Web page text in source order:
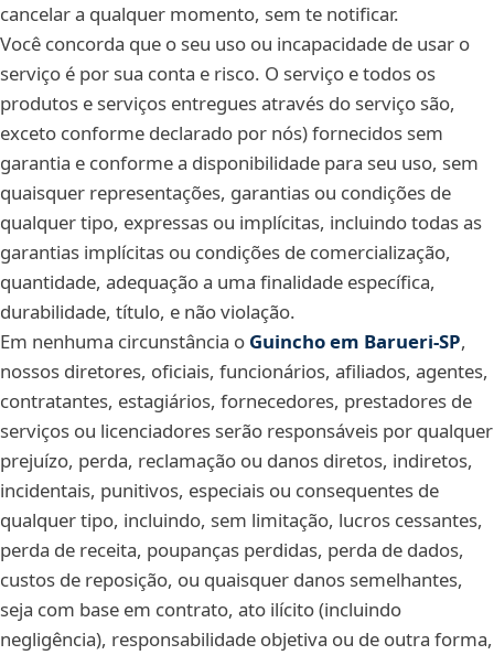
cancelar a qualquer momento, sem te notificar.
Você concorda que o seu uso ou incapacidade de usar o
serviço é por sua conta e risco. O serviço e todos os
produtos e serviços entregues através do serviço são,
exceto conforme declarado por nós) fornecidos sem
garantia e conforme a disponibilidade para seu uso, sem
quaisquer representações, garantias ou condições de
qualquer tipo, expressas ou implícitas, incluindo todas as
garantias implícitas ou condições de comercialização,
quantidade, adequação a uma finalidade específica,
durabilidade, título, e não violação.
Em nenhuma circunstância o Guincho em Barueri‑SP,
nossos diretores, oficiais, funcionários, afiliados, agentes,
contratantes, estagiários, fornecedores, prestadores de
serviços ou licenciadores serão responsáveis por qualquer
prejuízo, perda, reclamação ou danos diretos, indiretos,
incidentais, punitivos, especiais ou consequentes de
qualquer tipo, incluindo, sem limitação, lucros cessantes,
perda de receita, poupanças perdidas, perda de dados,
custos de reposição, ou quaisquer danos semelhantes,
seja com base em contrato, ato ilícito (incluindo
negligência), responsabilidade objetiva ou de outra forma,